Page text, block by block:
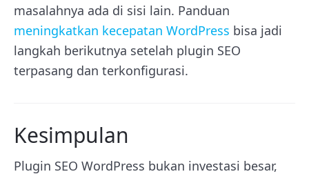
masalahnya ada di sisi lain. Panduan
meningkatkan kecepatan WordPress bisa jadi
langkah berikutnya setelah plugin SEO
terpasang dan terkonfigurasi.
Kesimpulan
Plugin SEO WordPress bukan investasi besar,